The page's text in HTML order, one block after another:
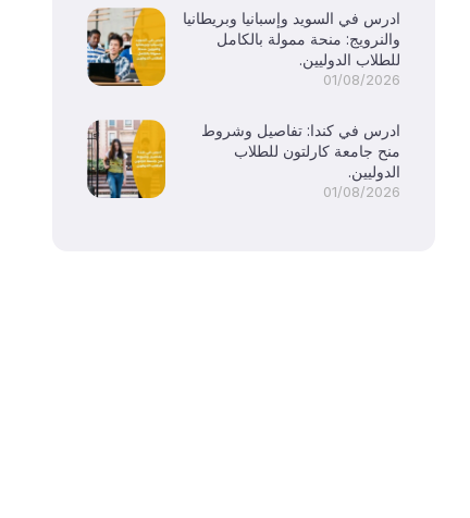
ادرس في السويد وإسبانيا وبريطانيا
والنرويج: منحة ممولة بالكامل
للطلاب الدوليين.
01/08/2026
ادرس في كندا: تفاصيل وشروط
منح جامعة كارلتون للطلاب
الدوليين.
01/08/2026